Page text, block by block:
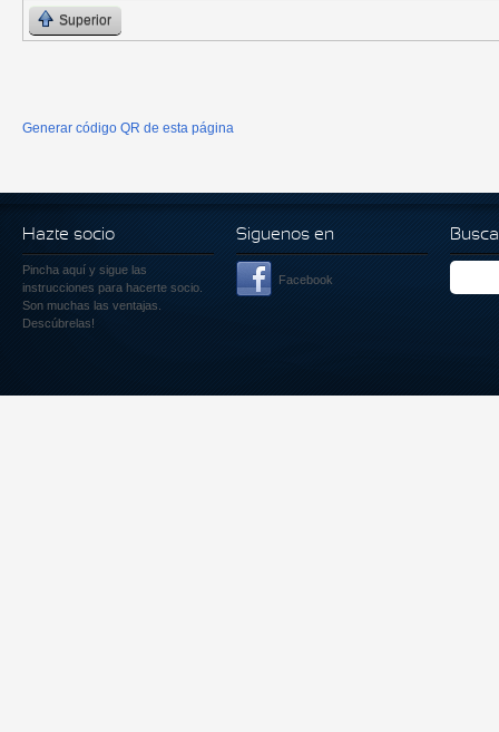
Superior
Generar código QR de esta página
Hazte socio
Pincha aquí y sigue las
instrucciones para hacerte socio.
Son muchas las ventajas.
Descúbrelas!
Siguenos en
Facebook